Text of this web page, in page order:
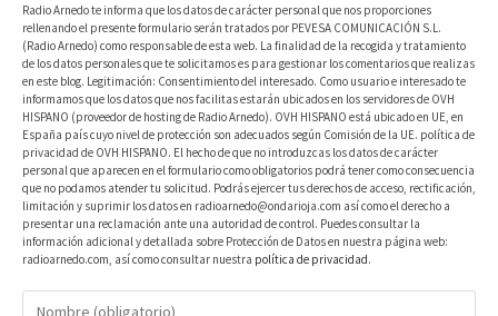
Radio Arnedo te informa que los datos de carácter personal que nos proporciones
rellenando el presente formulario serán tratados por PEVESA COMUNICACIÓN S.L.
(Radio Arnedo) como responsable de esta web. La finalidad de la recogida y tratamiento
de los datos personales que te solicitamos es para gestionar los comentarios que realizas
en este blog. Legitimación: Consentimiento del interesado. Como usuario e interesado te
informamos que los datos que nos facilitas estarán ubicados en los servidores de OVH
HISPANO (proveedor de hosting de Radio Arnedo). OVH HISPANO está ubicado en UE, en
España país cuyo nivel de protección son adecuados según Comisión de la UE. política de
privacidad de OVH HISPANO. El hecho de que no introduzcas los datos de carácter
personal que aparecen en el formulario como obligatorios podrá tener como consecuencia
que no podamos atender tu solicitud. Podrás ejercer tus derechos de acceso, rectificación,
limitación y suprimir los datos en radioarnedo@ondarioja.com así como el derecho a
presentar una reclamación ante una autoridad de control. Puedes consultar la
información adicional y detallada sobre Protección de Datos en nuestra página web:
radioarnedo.com, así como consultar nuestra política de privacidad.